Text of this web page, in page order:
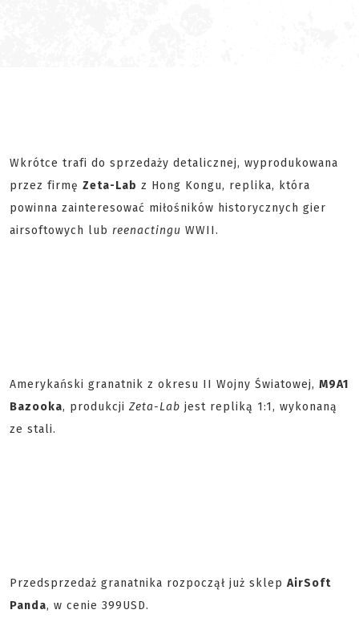
Wkrótce trafi do sprzedaży detalicznej, wyprodukowana
przez firmę Zeta-Lab z Hong Kongu, replika, która
powinna zainteresować miłośników historycznych gier
airsoftowych lub reenactingu WWII.
Amerykański granatnik z okresu II Wojny Światowej, M9A1
Bazooka, produkcji Zeta-Lab jest repliką 1:1, wykonaną
ze stali.
Przedsprzedaż granatnika rozpoczął już sklep AirSoft
Panda, w cenie 399USD.